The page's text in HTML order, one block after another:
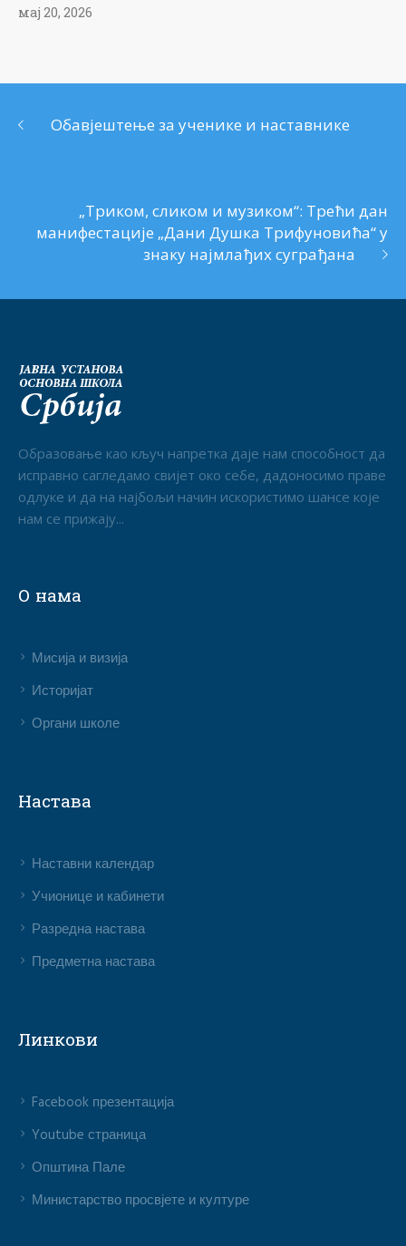
мај 20, 2026
Обавјештење за ученике и наставнике
„Триком, сликом и музиком“: Трећи дан
манифестације „Дани Душка Трифуновића“ у
знаку најмлађих суграђана
Образовање као кључ напретка даје нам способност да
исправно сагледамо свијет око себе, дадоносимо праве
одлуке и да на најбољи начин искористимо шансе које
нам се прижају...
О нама
Мисија и визија
Историјат
Органи школе
Настава
Наставни календар
Учионице и кабинети
Разредна настава
Предметна настава
Линкови
Facebook презентација
Youtube страница
Општина Пале
Министарство просвјете и културе